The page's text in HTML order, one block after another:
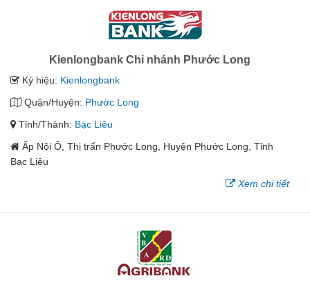
Kienlongbank Chi nhánh Phước Long
Ký hiệu: Kienlongbank
Quận/Huyện: Phước Long
Tỉnh/Thành: Bạc Liêu
Ấp Nội Ô, Thị trấn Phước Long, Huyện Phước Long, Tỉnh
Bạc Liêu
Xem chi tiết